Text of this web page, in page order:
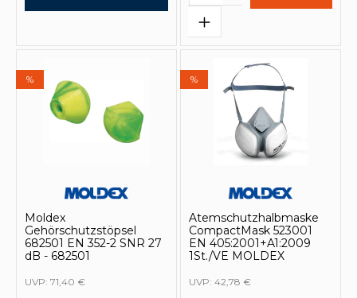
%
Moldex
Gehörschutzstöpsel
682501 EN 352-2 SNR 27
dB - 682501
UVP: 71,40 €
%
Atemschutzhalbmaske
CompactMask 523001
EN 405:2001+A1:2009
1St./VE MOLDEX
UVP: 42,78 €